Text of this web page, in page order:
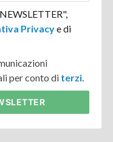
Privacye di
per conto di terzi